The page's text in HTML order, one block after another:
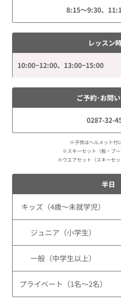
8:15～9:30、
レッスン
10:00~12:00、13:00~15:00
ご予約･お問
0287-32-
※子供はヘルメット付
※スキーセット（板・ブー
※ウエアセット（スキーセッ
半日
キッズ（4歳～未就学児）
ジュニア（小学生）
一般（中学生以上）
プライベート（1名～2名）